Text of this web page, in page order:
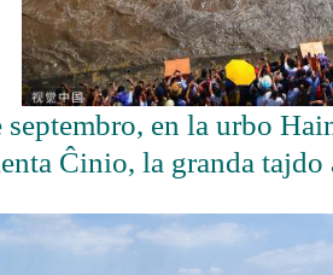
septembro, en la urbo
Ĉinio, la granda